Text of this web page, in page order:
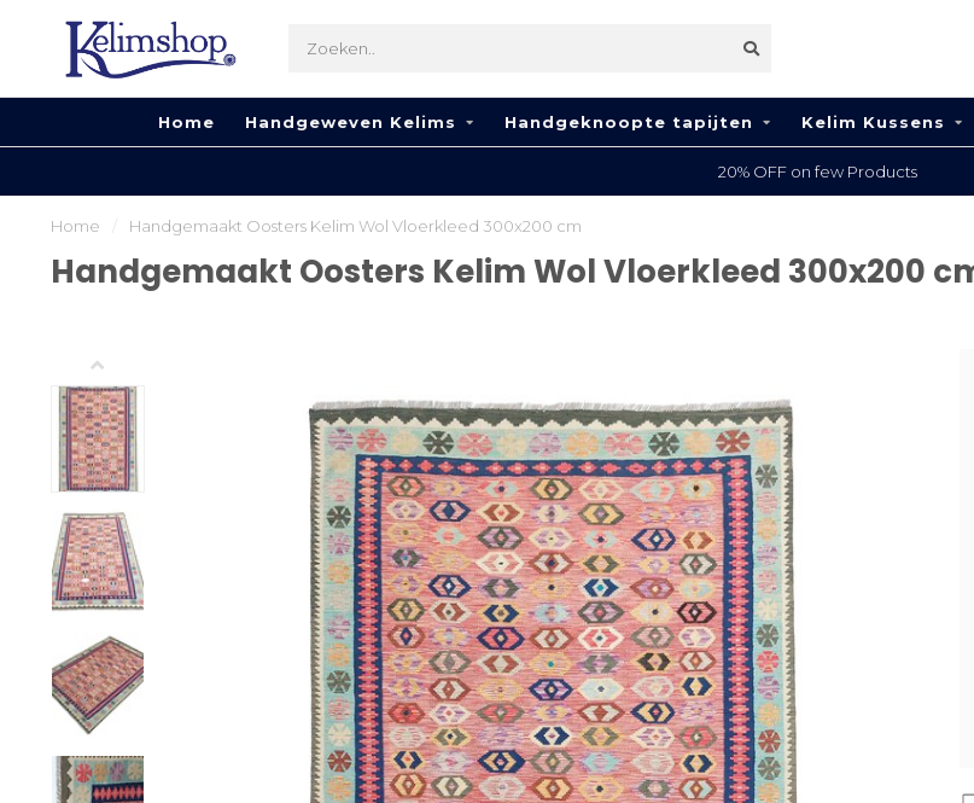
Home Handgeweven Kelims Handgeknoopte tapijten Kelim Kussens
20% OFF on few Products
Home Handgemaakt Oosters Kelim Wol Vloerkleed 300x200 cm
Handgemaakt Oosters Kelim Wol Vloerkleed 300x200